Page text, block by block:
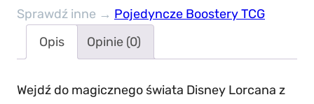
o
n
Sprawdź inne → Pojedyncze Boostery TCG
Opis
Opinie (0)
Wejdź do magicznego świata Disney Lorcana z